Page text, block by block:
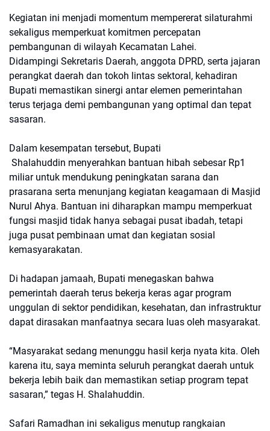
Kegiatan ini menjadi momentum mempererat silaturahmi
sekaligus memperkuat komitmen percepatan
pembangunan di wilayah Kecamatan Lahei.
Didampingi Sekretaris Daerah, anggota DPRD, serta jajaran
perangkat daerah dan tokoh lintas sektoral, kehadiran
Bupati memastikan sinergi antar elemen pemerintahan
terus terjaga demi pembangunan yang optimal dan tepat
sasaran.
Dalam kesempatan tersebut, Bupati
Shalahuddin menyerahkan bantuan hibah sebesar Rp1
miliar untuk mendukung peningkatan sarana dan
prasarana serta menunjang kegiatan keagamaan di Masjid
Nurul Ahya. Bantuan ini diharapkan mampu memperkuat
fungsi masjid tidak hanya sebagai pusat ibadah, tetapi
juga pusat pembinaan umat dan kegiatan sosial
kemasyarakatan.
Di hadapan jamaah, Bupati menegaskan bahwa
pemerintah daerah terus bekerja keras agar program
unggulan di sektor pendidikan, kesehatan, dan infrastruktur
dapat dirasakan manfaatnya secara luas oleh masyarakat.
“Masyarakat sedang menunggu hasil kerja nyata kita. Oleh
karena itu, saya meminta seluruh perangkat daerah untuk
bekerja lebih baik dan memastikan setiap program tepat
sasaran,” tegas H. Shalahuddin.
Safari Ramadhan ini sekaligus menutup rangkaian